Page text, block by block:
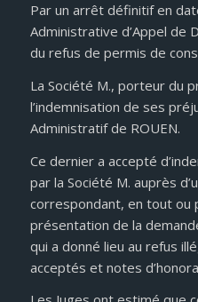
Par un arrêt définitif en
Administrative d’Appel de
du refus de permis de
La Société M., porteur du
l’indemnisation de ses
Administratif de ROUEN.
Ce dernier a accepté
par la Société M. auprès
correspondant, en tout ou
présentation de la
qui a donné lieu au refus
acceptés et notes